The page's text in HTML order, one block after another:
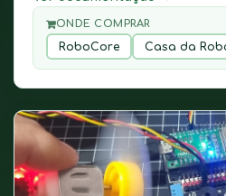
ONDE COMPRAR
RoboCore Casa da